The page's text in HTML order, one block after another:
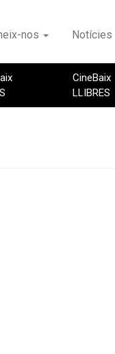
nos Notícies
CineBaix
LLIBRES